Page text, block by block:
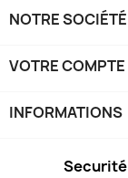
NOTRE SOCIÉTÉ
VOTRE COMPTE
INFORMATIONS
Securité